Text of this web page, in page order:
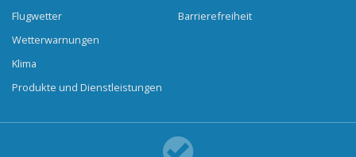
Flugwetter
Wetterwarnungen
Klima
Produkte und Dienstleistungen
Barrierefreiheit